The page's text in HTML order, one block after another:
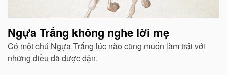
Ngựa Trắng không nghe lời mẹ
Có một chú Ngựa Trắng lúc nào cũng muốn làm trái với
những điều đã được dặn.